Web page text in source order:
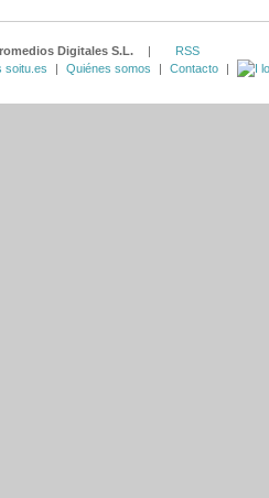
Digitales S.L. |
RSS
soitu.es
| Quiénes somos | Contacto |